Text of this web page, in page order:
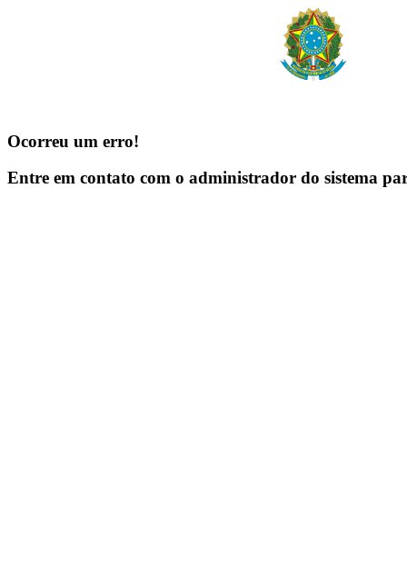
Ocorreu um erro!
Entre em contato com o administrador do sistema